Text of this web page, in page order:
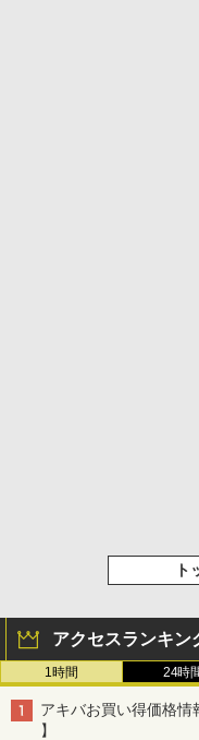
ト
アクセスランキン
1時間 24時
アキバお買い得価格
】